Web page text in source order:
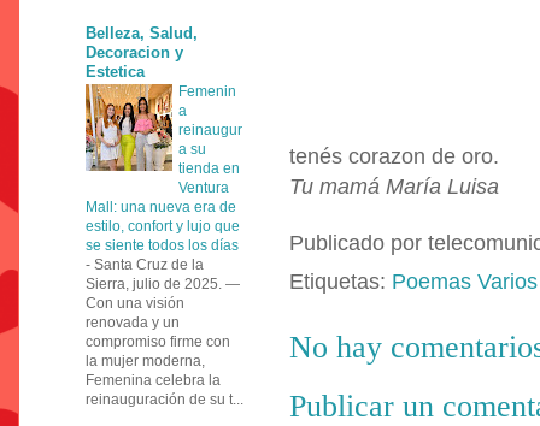
tenés corazon de oro.
Tu mamá María Luisa
Publicado por
Etiquetas: Poemas Varios
No hay
Publicar un
Belleza, Salud,
Decoracion y
Estetica
Femenin
a
reinaugur
a su
tienda en
Ventura
Mall: una nueva era de
estilo, confort y lujo que
se siente todos los días
- Santa Cruz de la
Sierra, julio de 2025. —
Con una visión
renovada y un
compromiso firme con
la mujer moderna,
Femenina celebra la
reinauguración de su t...